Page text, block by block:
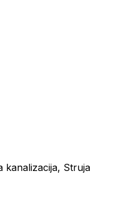
kanalizacija, Struja